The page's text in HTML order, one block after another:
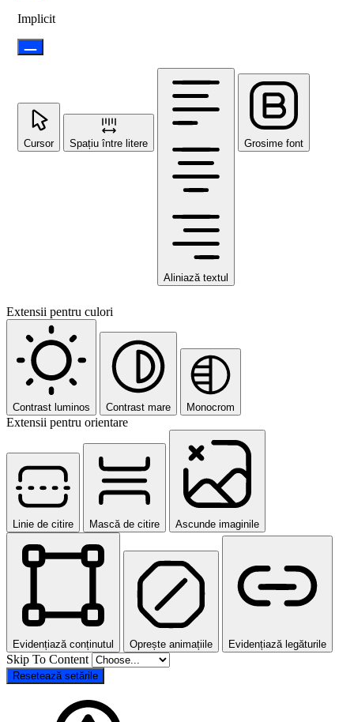
Implicit
Cursor Spațiu între litere
Aliniază textul
Grosime font
Extensii pentru culori
Contrast luminos Contrast mare Monocrom
Extensii pentru orientare
Linie de citire Mască de citire Ascunde imaginile
Evidențiază conținutul Oprește animațiile Evidențiază legăturile
Skip To Content
Resetează setările